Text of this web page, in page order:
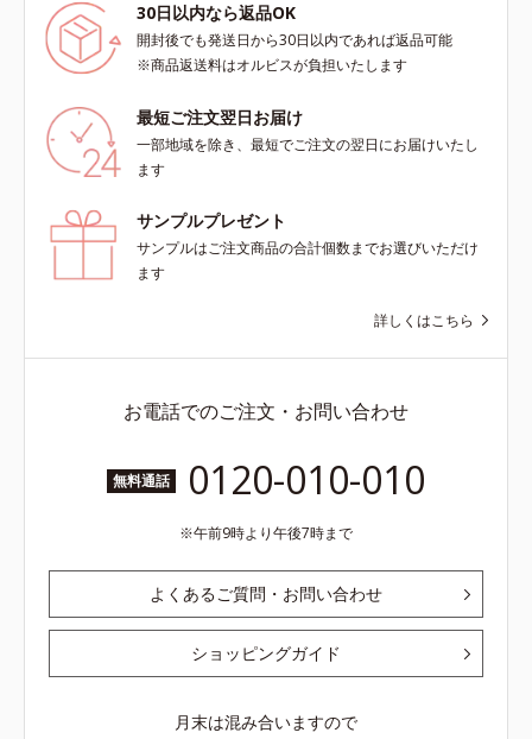
30日以内なら返品OK
開封後でも発送日から30日以内であれば返品可能
※商品返送料はオルビスが負担いたします
最短ご注文翌日お届け
一部地域を除き、最短でご注文の翌日にお届けいたし
ます
サンプルプレゼント
サンプルはご注文商品の合計個数までお選びいただけ
ます
詳しくはこちら
お電話でのご注文・お問い合わせ
無料通話 0120-010-010
午前9時より午後7時まで
よくあるご質問・お問い合わせ
ショッピングガイド
月末は混み合いますので